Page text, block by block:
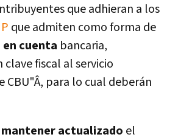
que adhieran a los
que admiten como forma de
cuenta bancaria,
clave fiscal al servicio
para lo cual deberán
mantener actualizado el